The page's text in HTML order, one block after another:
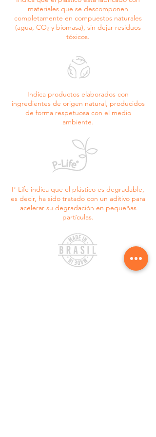
de calota craniana de baikal, hydrolyzed
ceratonia siliqua seed extract/extrato da semente
de alfarroba hidrolisado, hydrolyzed soy
protein/proteína de soja hidrolisada,
polyquaternium-16/poliquatérnio-16, calcium
benzoate/benzoato de sódio,
gluconolactone/gliconolactona, potassium
sorbate/sorbato de potássio, polyquaternium-
chloride/cloreto de guar hidroxipropiltrimônio.
materiales que se descomponen
completamente en compuestos naturales
(agua, CO₂ y biomasa), sin dejar residuos
tóxicos.
Indica productos elaborados con
ingredientes de origen natural, producidos
de forma respetuosa con el medio
ambiente.
P-Life indica que el plástico es degradable,
es decir, ha sido tratado con un aditivo para
acelerar su degradación en pequeñas
partículas.